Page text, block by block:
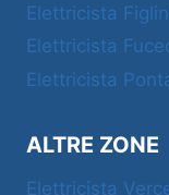
Elettricista
Elettricista
Elettricista
ALTRE ZONE
Elettricista